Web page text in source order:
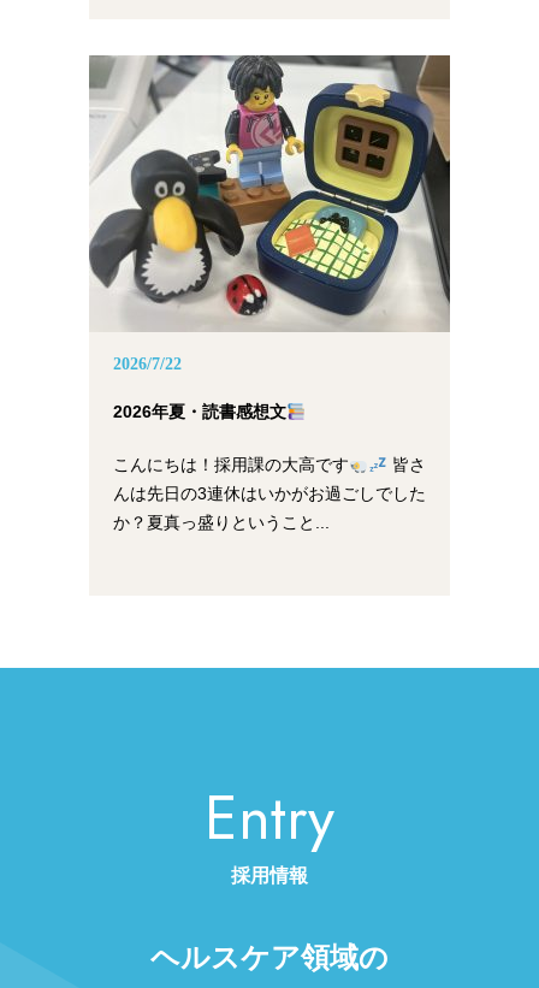
2026/7/22
2026年夏・読書感想文
こんにちは！採用課の大高です
皆さ
んは先日の3連休はいかがお過ごしでした
か？夏真っ盛りということ...
Entry
採用情報
ヘルスケア領域の